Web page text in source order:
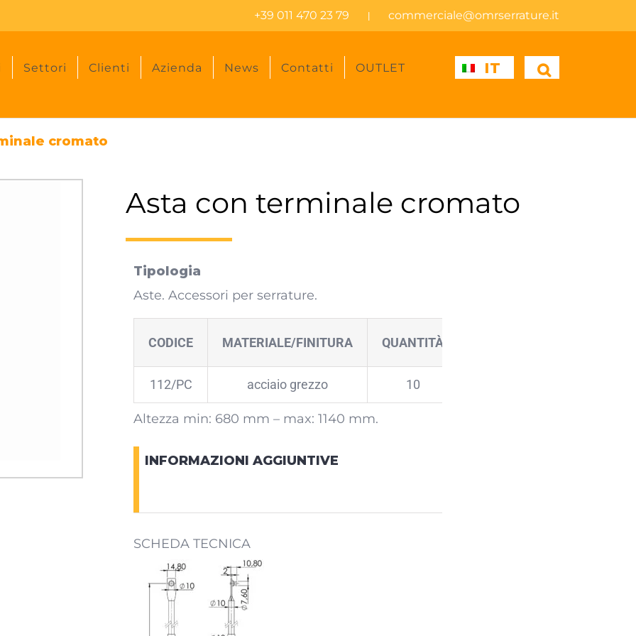
+39 011 470 23 79 | commerciale@omrserrature.it
Settori Clienti Azienda News Contatti OUTLET IT
cromato
Asta con terminale cromato
Tipologia
Aste. Accessori per serrature.
CODICE MATERIALE/FINITURA QUANTITÀ
112/PC acciaio grezzo 10
Altezza min: 680 mm – max: 1140 mm.
INFORMAZIONI AGGIUNTIVE
SCHEDA TECNICA